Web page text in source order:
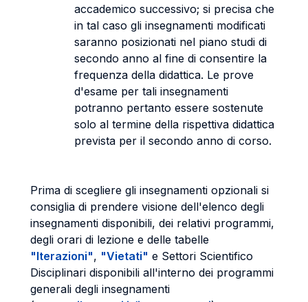
accademico successivo; si precisa che
in tal caso gli insegnamenti modificati
saranno posizionati nel piano studi di
secondo anno al fine di consentire la
frequenza della didattica. Le prove
d'esame per tali insegnamenti
potranno pertanto essere sostenute
solo al termine della rispettiva didattica
prevista per il secondo anno di corso.
Prima di scegliere gli insegnamenti opzionali si
consiglia di prendere visione dell'elenco degli
insegnamenti disponibili, dei relativi programmi,
degli orari di lezione e delle tabelle
"Iterazioni", "Vietati" e Settori Scientifico
Disciplinari disponibili all'interno dei programmi
generali degli insegnamenti